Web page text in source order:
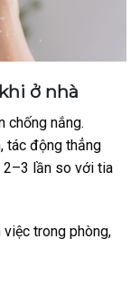
ở nhà
chống nắng.
tác động thẳng
2–3 lần so với tia
việc trong phòng,